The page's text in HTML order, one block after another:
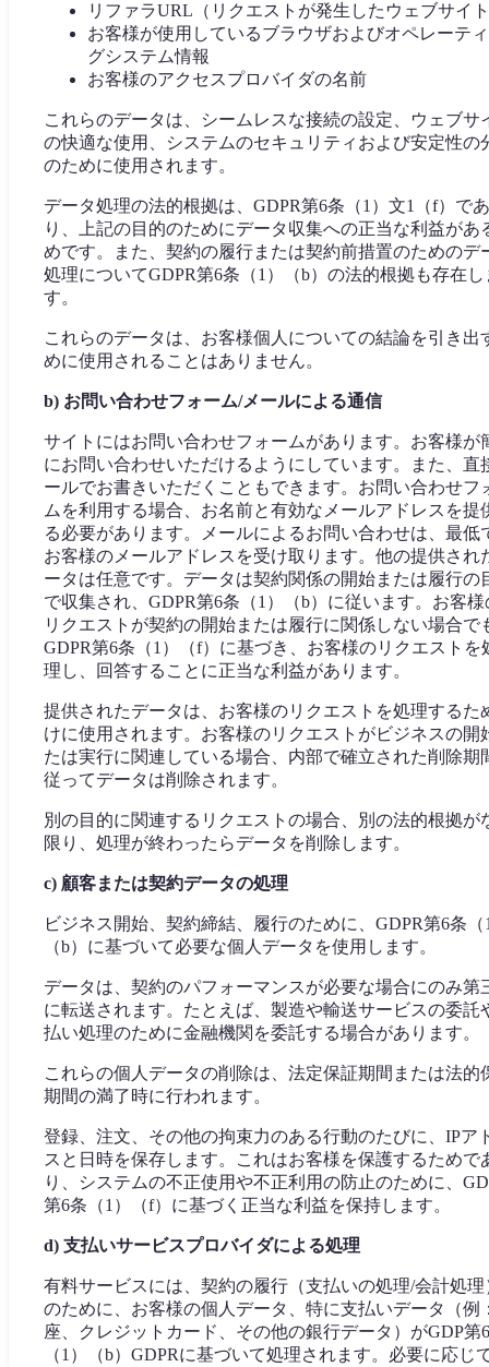
リファラURL（リクエストが発生したウェブサイ
お客様が使用しているブラウザおよびオペレーテ
グシステム情報
お客様のアクセスプロバイダの名前
これらのデータは、シームレスな接続の設定、ウェブサ
の快適な使用、システムのセキュリティおよび安定性の
のために使用されます。
データ処理の法的根拠は、GDPR第6条（1）文1（f）であ
り、上記の目的のためにデータ収集への正当な利益があ
めです。また、契約の履行または契約前措置のためのデ
処理についてGDPR第6条（1）（b）の法的根拠も存在し
す。
これらのデータは、お客様個人についての結論を引き出
めに使用されることはありません。
b) お問い合わせフォーム/メールによる通信
サイトにはお問い合わせフォームがあります。お客様が
にお問い合わせいただけるようにしています。また、直
ールでお書きいただくこともできます。お問い合わせフ
ムを利用する場合、お名前と有効なメールアドレスを提
る必要があります。メールによるお問い合わせは、最低
お客様のメールアドレスを受け取ります。他の提供され
ータは任意です。データは契約関係の開始または履行の
で収集され、GDPR第6条（1）（b）に従います。お客様
リクエストが契約の開始または履行に関係しない場合で
GDPR第6条（1）（f）に基づき、お客様のリクエストを
理し、回答することに正当な利益があります。
提供されたデータは、お客様のリクエストを処理するた
けに使用されます。お客様のリクエストがビジネスの開
たは実行に関連している場合、内部で確立された削除期
従ってデータは削除されます。
別の目的に関連するリクエストの場合、別の法的根拠が
限り、処理が終わったらデータを削除します。
c) 顧客または契約データの処理
ビジネス開始、契約締結、履行のために、GDPR第6条（
（b）に基づいて必要な個人データを使用します。
データは、契約のパフォーマンスが必要な場合にのみ第
に転送されます。たとえば、製造や輸送サービスの委託
払い処理のために金融機関を委託する場合があります。
これらの個人データの削除は、法定保証期間または法的
期間の満了時に行われます。
登録、注文、その他の拘束力のある行動のたびに、IPア
スと日時を保存します。これはお客様を保護するためで
り、システムの不正使用や不正利用の防止のために、
第6条（1）（f）に基づく正当な利益を保持します。
d) 支払いサービスプロバイダによる処理
有料サービスには、契約の履行（支払いの処理/会計処理
のために、お客様の個人データ、特に支払いデータ（例
座、クレジットカード、その他の銀行データ）がGDP第
（1）（b）GDPRに基づいて処理されます。必要に応じ